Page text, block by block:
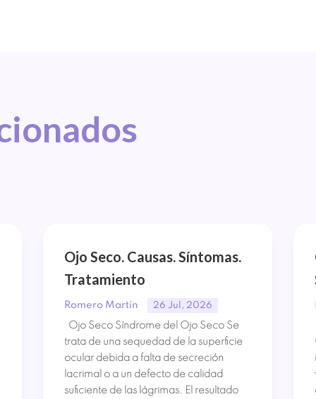
Ojo Seco. Causas. Síntomas.
Tratamiento
Romero Martín 26 Jul, 2026
Ojo Seco Síndrome del Ojo Seco Se
trata de una sequedad de la superficie
ocular debida a falta de secreción
lacrimal o a un defecto de calidad
suficiente de las lágrimas. El resultado